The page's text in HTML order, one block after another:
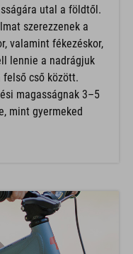
utal a földtől.
szerezzenek a
valamint fékezéskor,
lennie a nadrágjuk
felső cső között.
magasságnak 3–5
mint gyermeked